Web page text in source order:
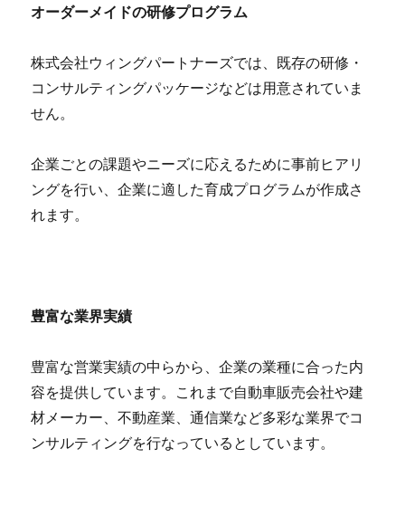
オーダーメイドの研修プログラム
株式会社ウィングパートナーズでは、既存の研修・
コンサルティングパッケージなどは用意されていま
せん。
企業ごとの課題やニーズに応えるために事前ヒアリ
ングを行い、企業に適した育成プログラムが作成さ
れます。
豊富な業界実績
豊富な営業実績の中らから、企業の業種に合った内
容を提供しています。これまで自動車販売会社や建
材メーカー、不動産業、通信業など多彩な業界でコ
ンサルティングを行なっているとしています。